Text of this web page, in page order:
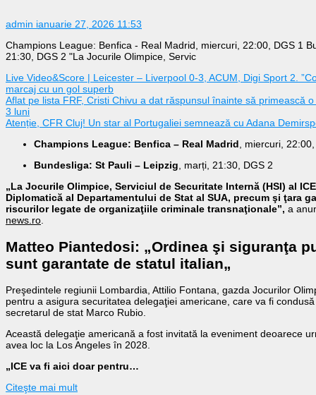
admin ianuarie 27, 2026 11:53
Champions League: Benfica - Real Madrid, miercuri, 22:00, DGS 1
21:30, DGS 2 "La Jocurile Olimpice, Servic
Live Video&Score | Leicester – Liverpool 0-3, ACUM, Digi Sport 2.
marcaj cu un gol superb
Aflat pe lista FRF, Cristi Chivu a dat răspunsul înainte să primească
3 luni
Atenție, CFR Cluj! Un star al Portugaliei semnează cu Adana
Champions League: Benfica – Real Madrid, miercuri,
Bundesliga: St Pauli – Leipzig, marți, 21:30, DGS 2
„La Jocurile Olimpice, Serviciul de Securitate Internă (HSI) al
Diplomatică al Departamentului de Stat al SUA, precum şi ţara
riscurilor legate de organizaţiile criminale transnaţionale”, a
news.ro.
Matteo Piantedosi: „Ordinea şi siguranţa
sunt garantate de statul italian„
Preşedintele regiunii Lombardia, Attilio Fontana, gazda Jocurilor
pentru a asigura securitatea delegaţiei americane, care va fi
secretarul de stat Marco Rubio.
Această delegaţie americană a fost invitată la eveniment deoarece
avea loc la Los Angeles în 2028.
„ICE va fi aici doar pentru…
Citeşte mai mult